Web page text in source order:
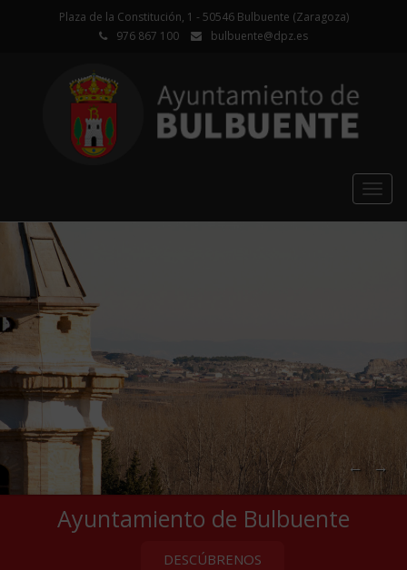
Plaza de la Constitución, 1 - 50546 Bulbuente (Zaragoza)
976 867 100
bulbuente@dpz.es
← →
Ayuntamiento de Bulbuente
DESCÚBRENOS